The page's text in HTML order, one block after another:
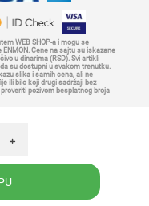
i
WEB SHOP-a i mogu se
Cene na sajtu su iskazane
u dinarima (RSD). Svi artikli
su dostupni u svakom trenutku.
slika i samih cena, ali ne
ili bilo koji drugi sadržaji bez
pozivom besplatnog broja